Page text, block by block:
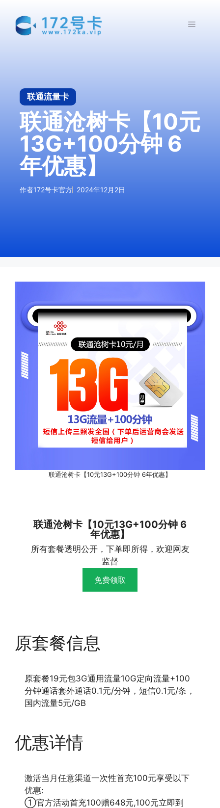
菜
联通流量卡
联通沧树卡【10元
13G+100分钟 6
年优惠】
作者172号卡官方 2024年12月2日
联通沧树卡【10元13G+100分钟 6年优惠】
联通沧树卡【10元13G+100分钟 6
年优惠】
所有套餐透明公开，下单即所得，欢迎网友
监督
免费领取
原套餐信息
原套餐19元包3G通用流量10G定向流量+100
分钟通话套外通话0.1元/分钟，短信0.1元/条，
国内流量5元/GB
优惠详情
激活当月任意渠道一次性首充100元享受以下
优惠:
①官方活动首充100赠648元,100元立即到